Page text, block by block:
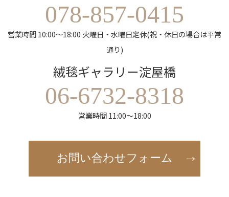
078-857-0415
営業時間 10:00～18:00 火曜日・水曜日定休(祝・休日の場合は平常
通り)
絨毯ギャラリー淀屋橋
06-6732-8318
営業時間 11:00～18:00
お問い合わせフォーム